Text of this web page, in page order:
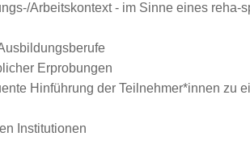
Arbeitskontext - im Sinne eines reha-
Erprobungen
Hinführung der Teilnehmer*innen zu
Institutionen